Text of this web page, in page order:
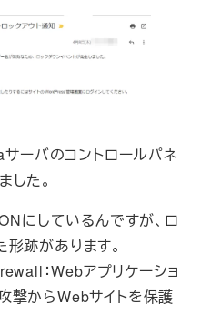
ーバのコントロールパネ
した。
にしているんですが、ロ
跡があります。
：Webアプリケーショ
撃からWebサイトを保護